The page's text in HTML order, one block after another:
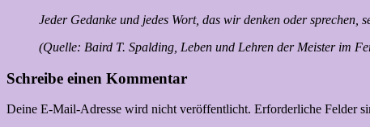
Jeder Gedanke und jedes Wort, das wir denken oder sprechen,
(Quelle: Baird T. Spalding, Leben und Lehren der Meister im
Schreibe einen Kommentar
Deine E-Mail-Adresse wird nicht veröffentlicht. Erforderliche Felder